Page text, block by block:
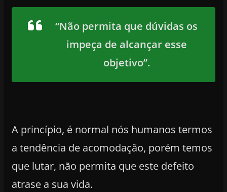
“Não permita que dúvidas os
impeça de alcançar esse
objetivo”.
A princípio, é normal nós humanos termos
a tendência de acomodação, porém temos
que lutar, não permita que este defeito
atrase a sua vida.